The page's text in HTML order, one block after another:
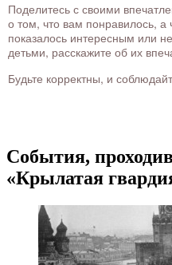
Поделитесь с своими
о том, что вам понравилось, а
показалось интересным или
детьми, расскажите об их
Будьте корректны, и
События,
«Крылатая